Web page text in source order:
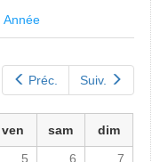
Année
Préc. Suiv.
ven sam
dim
5 6 7